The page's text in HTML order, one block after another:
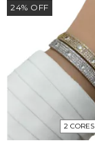
24% OFF
2 CORES